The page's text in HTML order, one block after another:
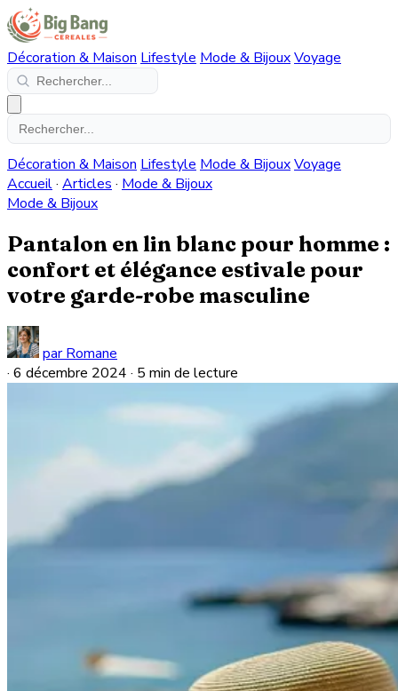
Décoration & Maison Lifestyle Mode & BijouxVoyage
Décoration & Maison Lifestyle Mode & BijouxVoyage
Accueil· Articles · Mode & Bijoux
Mode & Bijoux
Pantalon en lin blanc pour homme :
confort et élégance estivale pour
votre garde-robe masculine
par Romane
· 6 décembre 2024 · 5 min de lecture